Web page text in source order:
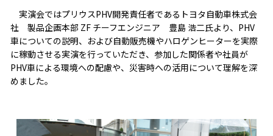
実演会ではプリウスPHV開発責任者であるトヨタ自動車株式会
社 製品企画本部 ZF チーフエンジニア 豊島 浩二氏より、PHV
車についての説明、および自動販売機やハロゲンヒーターを実際
に稼動させる実演を行っていただき、参加した関係者や社員が
PHV車による環境への配慮や、災害時への活用について理解を深
めました。